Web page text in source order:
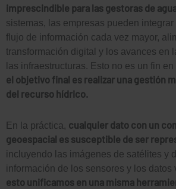
imprescindible para las gestoras de
sistemas, las empresas pueden
flujo de información cada vez mayor,
transformación digital y los avances en
las infraestructuras. Esto no es un fin
el objetivo final es realizar una gestión
del recurso hídrico.
En la práctica, cualquier dato con un
geoespacial es susceptible de ser
incluyendo las imágenes de satélites y
información de los sensores y los datos
esto unificamos en una misma